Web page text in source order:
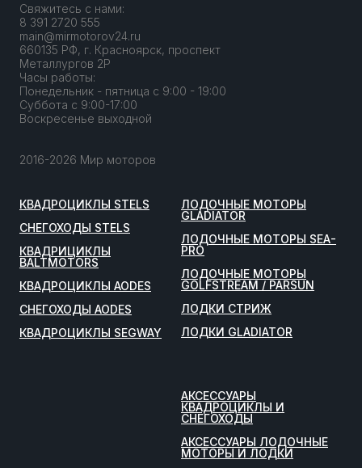
Свяжитесь с нами:
8 391 2720 555
main@mirmotorov24.ru
660135 РФ, г. Красноярск, проспект
Металлургов 2Р
Часы работы:
Понедельник - пятница с 9:00 - 19:00
Суббота с 9:00-17:00
Воскресенье выходной
2016-2026 Мир моторов
КВАДРОЦИКЛЫ STELS
СНЕГОХОДЫ STELS
КВАДРИЦИКЛЫ
BALTMOTORS
КВАДРОЦИКЛЫ AODES
СНЕГОХОДЫ AODES
КВАДРОЦИКЛЫ SEGWAY
ЛОДОЧНЫЕ МОТОРЫ
GLADIATOR
ЛОДОЧНЫЕ МОТОРЫ SEA-
PRO
ЛОДОЧНЫЕ МОТОРЫ
GOLFSTREAM / PARSUN
ЛОДКИ СТРИЖ
ЛОДКИ GLADIATOR
АКСЕССУАРЫ
КВАДРОЦИКЛЫ И
СНЕГОХОДЫ
АКСЕССУАРЫ ЛОДОЧНЫЕ
МОТОРЫ И ЛОДКИ